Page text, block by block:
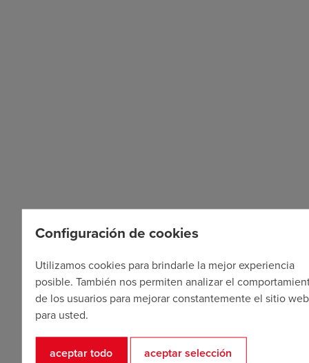
Configuración de cookies
Utilizamos cookies para brindarle la mejor experiencia
posible. También nos permiten analizar el
de los usuarios para mejorar constantemente el sitio web
para usted.
aceptar todo aceptar selección